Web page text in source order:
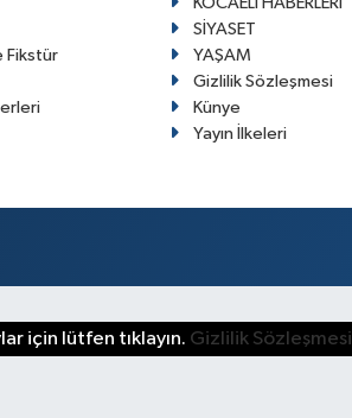
Fikstür
SİYASET
YAŞAM
Gizlilik Sözleşmesi
Künye
Yayın İlkeleri
için lütfen tıklayın. Gizlilik Sözleşmesi